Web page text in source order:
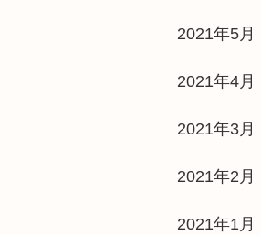
2021年5月
2021年4月
2021年3月
2021年2月
2021年1月